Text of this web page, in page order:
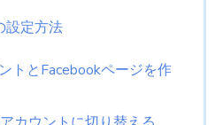
設定方法
トとFacebookページを作